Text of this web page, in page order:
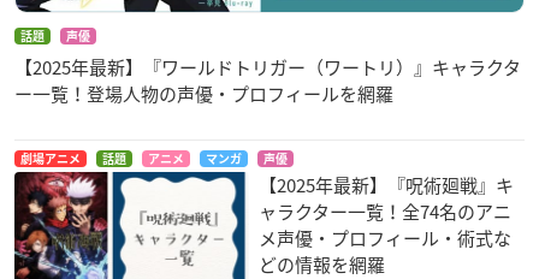
話題 声優
【2025年最新】『ワールドトリガー（ワートリ）』キャラクタ
ー一覧！登場人物の声優・プロフィールを網羅
劇場アニメ 話題 アニメ マンガ 声優
【2025年最新】『呪術廻戦』キ
ャラクター一覧！全74名のアニ
メ声優・プロフィール・術式な
どの情報を網羅